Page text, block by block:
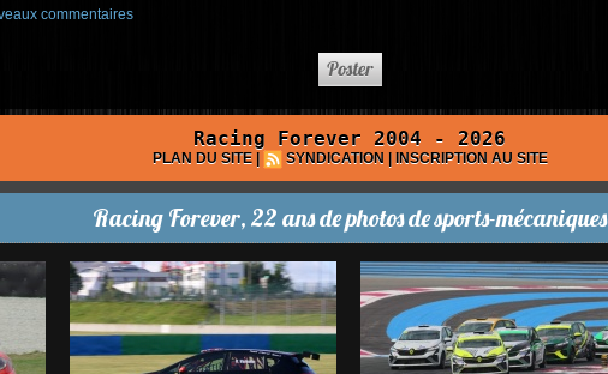
commentaires
Racing Forever 2004 - 2026
PLAN DU SITE | SYNDICATION | INSCRIPTION AU SITE
Racing Forever, 22 ans de photos de sports-mécaniques